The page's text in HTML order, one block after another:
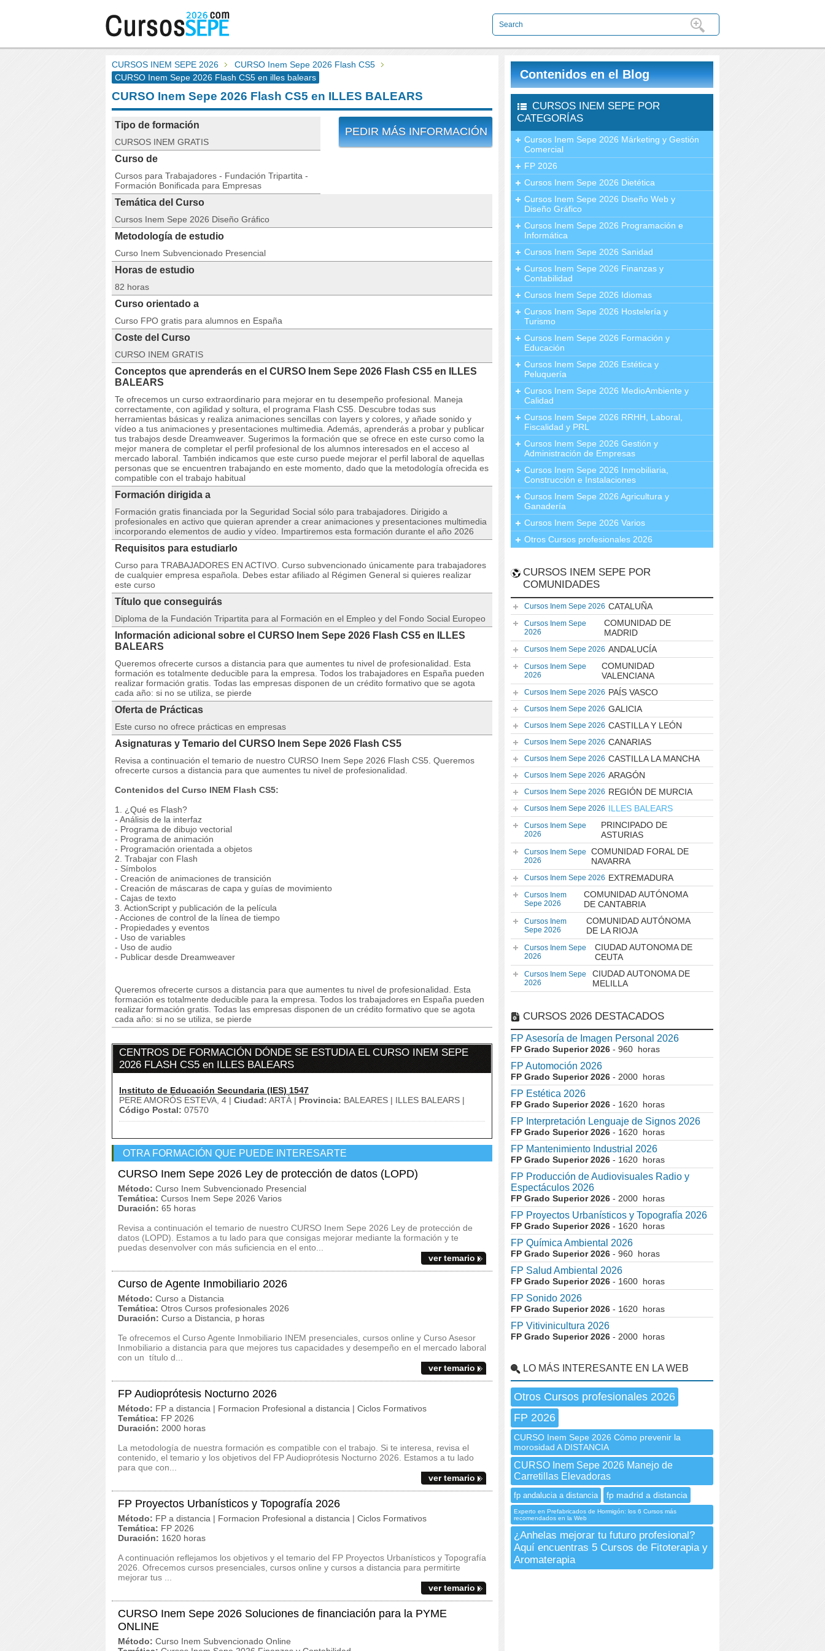
CURSOS INEM SEPE 2026
CURSO Inem Sepe 2026 Flash CS5
CURSO Inem Sepe 2026 Flash CS5 en illes balears
CURSO Inem Sepe 2026 Flash CS5 en ILLES BALEARS
PEDIR MÁS INFORMACIÓN
Tipo de formación
CURSOS INEM GRATIS
Curso de
Cursos para Trabajadores - Fundación Tripartita -
Formación Bonificada para Empresas
Temática del Curso
Cursos Inem Sepe 2026 Diseño Gráfico
Metodología de estudio
Curso Inem Subvencionado Presencial
Horas de estudio
82 horas
Curso orientado a
Curso FPO gratis para alumnos en España
Coste del Curso
CURSO INEM GRATIS
Conceptos que aprenderás en el CURSO Inem Sepe 2026 Flash CS5 en ILLES
BALEARS
Te ofrecemos un curso extraordinario para mejorar en tu desempeño profesional. Maneja
correctamente, con agilidad y soltura, el programa Flash CS5. Descubre todas sus
herramientas básicas y realiza animaciones sencillas con layers y colores, y añade sonido y
vídeo a tus animaciones y presentaciones multimedia. Además, aprenderás a probar y publicar
tus trabajos desde Dreamweaver. Sugerimos la formación que se ofrece en este curso como la
mejor manera de completar el perfil profesional de los alumnos interesados en el acceso al
mercado laboral. También indicamos que este curso puede mejorar el perfil laboral de aquellas
personas que se encuentren trabajando en este momento, dado que la metodología ofrecida es
compatible con el trabajo habitual
Formación dirigida a
Formación gratis financiada por la Seguridad Social sólo para trabajadores. Dirigido a
profesionales en activo que quieran aprender a crear animaciones y presentaciones multimedia
incorporando elementos de audio y vídeo. Impartiremos esta formación durante el año 2026
Requisitos para estudiarlo
Curso para TRABAJADORES EN ACTIVO. Curso subvencionado únicamente para trabajadores
de cualquier empresa española. Debes estar afiliado al Régimen General si quieres realizar
este curso
Título que conseguirás
Diploma de la Fundación Tripartita para al Formación en el Empleo y del Fondo Social Europeo
Información adicional sobre el CURSO Inem Sepe 2026 Flash CS5 en ILLES
BALEARS
Queremos ofrecerte cursos a distancia para que aumentes tu nivel de profesionalidad. Esta
formación es totalmente deducible para la empresa. Todos los trabajadores en España pueden
realizar formación gratis. Todas las empresas disponen de un crédito formativo que se agota
cada año: si no se utiliza, se pierde
Oferta de Prácticas
Este curso no ofrece prácticas en empresas
Asignaturas y Temario del CURSO Inem Sepe 2026 Flash CS5
Revisa a continuación el temario de nuestro CURSO Inem Sepe 2026 Flash CS5. Queremos
ofrecerte cursos a distancia para que aumentes tu nivel de profesionalidad.
Contenidos del Curso INEM Flash CS5:
1. ¿Qué es Flash?
- Análisis de la interfaz
- Programa de dibujo vectorial
- Programa de animación
- Programación orientada a objetos
2. Trabajar con Flash
- Símbolos
- Creación de animaciones de transición
- Creación de máscaras de capa y guías de movimiento
- Cajas de texto
3. ActionScript y publicación de la película
- Acciones de control de la línea de tiempo
- Propiedades y eventos
- Uso de variables
- Uso de audio
- Publicar desde Dreamweaver
Queremos ofrecerte cursos a distancia para que aumentes tu nivel de profesionalidad. Esta
formación es totalmente deducible para la empresa. Todos los trabajadores en España pueden
realizar formación gratis. Todas las empresas disponen de un crédito formativo que se agota
cada año: si no se utiliza, se pierde
CENTROS DE FORMACIÓN DÓNDE SE ESTUDIA EL CURSO INEM SEPE
2026 FLASH CS5 en ILLES BALEARS
Instituto de Educación Secundaria (IES) 1547
PERE AMORÓS ESTEVA, 4 | Ciudad: ARTÀ | Provincia: BALEARES | ILLES BALEARS |
Código Postal: 07570
OTRA FORMACIÓN QUE PUEDE INTERESARTE
CURSO Inem Sepe 2026 Ley de protección de datos (LOPD)
Método: Curso Inem Subvencionado Presencial
Temática: Cursos Inem Sepe 2026 Varios
Duración: 65 horas
Revisa a continuación el temario de nuestro CURSO Inem Sepe 2026 Ley de protección de
datos (LOPD). Estamos a tu lado para que consigas mejorar mediante la formación y te
puedas desenvolver con más suficiencia en el ento...
ver temario
Curso de Agente Inmobiliario 2026
Método: Curso a Distancia
Temática: Otros Cursos profesionales 2026
Duración: Curso a Distancia, p horas
Te ofrecemos el Curso Agente Inmobiliario INEM presenciales, cursos online y Curso Asesor
Inmobiliario a distancia para que mejores tus capacidades y desempeño en el mercado laboral
con un título d...
ver temario
FP Audioprótesis Nocturno 2026
Método: FP a distancia | Formacion Profesional a distancia | Ciclos Formativos
Temática: FP 2026
Duración: 2000 horas
La metodología de nuestra formación es compatible con el trabajo. Si te interesa, revisa el
contenido, el temario y los objetivos del FP Audioprótesis Nocturno 2026. Estamos a tu lado
para que con...
ver temario
FP Proyectos Urbanísticos y Topografía 2026
Método: FP a distancia | Formacion Profesional a distancia | Ciclos Formativos
Temática: FP 2026
Duración: 1620 horas
A continuación reflejamos los objetivos y el temario del FP Proyectos Urbanísticos y Topografía
2026. Ofrecemos cursos presenciales, cursos online y cursos a distancia para permitirte
mejorar tus ...
ver temario
CURSO Inem Sepe 2026 Soluciones de financiación para la PYME
ONLINE
Método: Curso Inem Subvencionado Online
Contenidos en el Blog
CURSOS INEM SEPE POR
CATEGORÍAS
Cursos Inem Sepe 2026 Márketing y Gestión
Comercial
FP 2026
Cursos Inem Sepe 2026 Dietética
Cursos Inem Sepe 2026 Diseño Web y
Diseño Gráfico
Cursos Inem Sepe 2026 Programación e
Informática
Cursos Inem Sepe 2026 Sanidad
Cursos Inem Sepe 2026 Finanzas y
Contabilidad
Cursos Inem Sepe 2026 Idiomas
Cursos Inem Sepe 2026 Hostelería y
Turismo
Cursos Inem Sepe 2026 Formación y
Educación
Cursos Inem Sepe 2026 Estética y
Peluquería
Cursos Inem Sepe 2026 MedioAmbiente y
Calidad
Cursos Inem Sepe 2026 RRHH, Laboral,
Fiscalidad y PRL
Cursos Inem Sepe 2026 Gestión y
Administración de Empresas
Cursos Inem Sepe 2026 Inmobiliaria,
Construcción e Instalaciones
Cursos Inem Sepe 2026 Agricultura y
Ganadería
Cursos Inem Sepe 2026 Varios
Otros Cursos profesionales 2026
CURSOS INEM SEPE POR
COMUNIDADES
Cursos Inem Sepe 2026 CATALUÑA
Cursos Inem Sepe
2026
COMUNIDAD DE
MADRID
Cursos Inem Sepe 2026 ANDALUCÍA
Cursos Inem Sepe
2026
COMUNIDAD
VALENCIANA
Cursos Inem Sepe 2026 PAÍS VASCO
Cursos Inem Sepe 2026 GALICIA
Cursos Inem Sepe 2026 CASTILLA Y LEÓN
Cursos Inem Sepe 2026 CANARIAS
Cursos Inem Sepe 2026 CASTILLA LA MANCHA
Cursos Inem Sepe 2026 ARAGÓN
Cursos Inem Sepe 2026 REGIÓN DE MURCIA
Cursos Inem Sepe 2026 ILLES BALEARS
Cursos Inem Sepe
2026
PRINCIPADO DE
ASTURIAS
Cursos Inem Sepe
2026
COMUNIDAD FORAL DE
NAVARRA
Cursos Inem Sepe 2026 EXTREMADURA
Cursos Inem
Sepe 2026
COMUNIDAD AUTÓNOMA
DE CANTABRIA
Cursos Inem
Sepe 2026
COMUNIDAD AUTÓNOMA
DE LA RIOJA
Cursos Inem Sepe
2026
CIUDAD AUTONOMA DE
CEUTA
Cursos Inem Sepe
2026
CIUDAD AUTONOMA DE
MELILLA
CURSOS 2026 DESTACADOS
FP Asesoría de Imagen Personal 2026
FP Grado Superior 2026 - 960 horas
FP Automoción 2026
FP Grado Superior 2026 - 2000 horas
FP Estética 2026
FP Grado Superior 2026 - 1620 horas
FP Interpretación Lenguaje de Signos 2026
FP Grado Superior 2026 - 1620 horas
FP Mantenimiento Industrial 2026
FP Grado Superior 2026 - 1620 horas
FP Producción de Audiovisuales Radio y
Espectáculos 2026
FP Grado Superior 2026 - 2000 horas
FP Proyectos Urbanísticos y Topografía 2026
FP Grado Superior 2026 - 1620 horas
FP Química Ambiental 2026
FP Grado Superior 2026 - 960 horas
FP Salud Ambiental 2026
FP Grado Superior 2026 - 1600 horas
FP Sonido 2026
FP Grado Superior 2026 - 1620 horas
FP Vitivinicultura 2026
FP Grado Superior 2026 - 2000 horas
LO MÁS INTERESANTE EN LA WEB
Otros Cursos profesionales 2026
FP 2026
CURSO Inem Sepe 2026 Cómo prevenir la
morosidad A DISTANCIA
CURSO Inem Sepe 2026 Manejo de
Carretillas Elevadoras
fp andalucia a distancia fp madrid a distancia
Experto en Prefabricados de Hormigón: los 6 Cursos más
recomendados en la Web
¿Anhelas mejorar tu futuro profesional?
Aquí encuentras 5 Cursos de Fitoterapia y
Aromaterapia